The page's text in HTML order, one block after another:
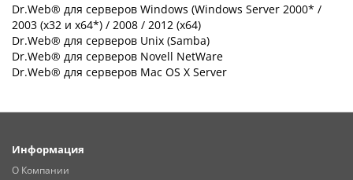
Dr.Web® для серверов Windows (Windows Server 2000* /
2003 (х32 и х64*) / 2008 / 2012 (х64)
Dr.Web® для серверов Unix (Samba)
Dr.Web® для серверов Novell NetWare
Dr.Web® для серверов Mac OS X Server
Информация
О Компании